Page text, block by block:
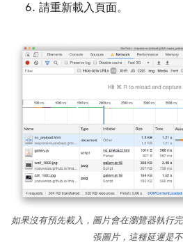
請重新載入頁面。
如果沒有預先載入，圖片會在瀏覽器執行
張圖片，這種延遲是不